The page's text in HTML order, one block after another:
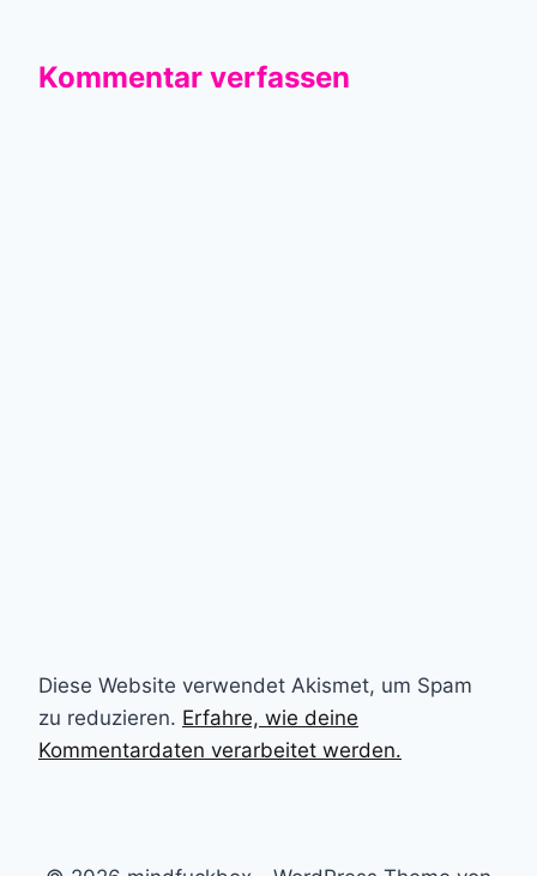
Kommentar verfassen
Diese Website verwendet Akismet, um Spam
zu reduzieren. Erfahre, wie deine
Kommentardaten verarbeitet werden.